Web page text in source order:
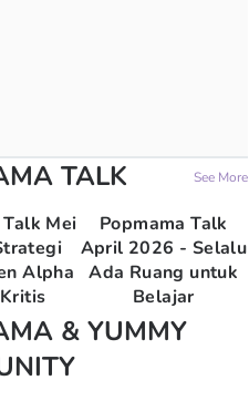
TALK See More
Mei
Alpha
Popmama Talk
April 2026 - Selalu
Ada Ruang untuk
Belajar
& YUMMY